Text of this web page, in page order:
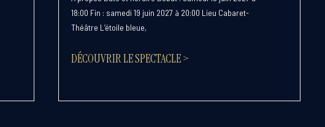
18:00 Fin : samedi 19 juin 2027 à 20:00 Lieu Cabaret-
Théâtre L’étoile bleue,
DÉCOUVRIR LE SPECTACLE >